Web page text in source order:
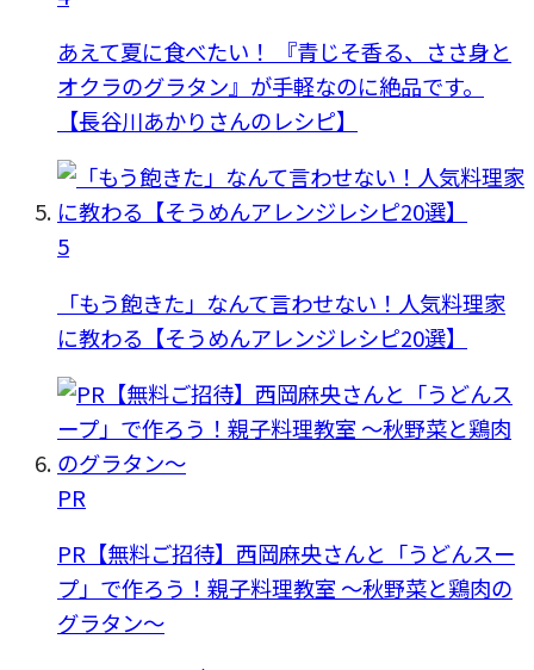
あえて夏に食べたい！ 『青じそ香る、ささ身と
オクラのグラタン』が手軽なのに絶品です。
【長谷川あかりさんのレシピ】
5
「もう飽きた」なんて言わせない！人気料理家
に教わる【そうめんアレンジレシピ20選】
PR
PR【無料ご招待】西岡麻央さんと「うどんスー
プ」で作ろう！親子料理教室 ～秋野菜と鶏肉の
グラタン～